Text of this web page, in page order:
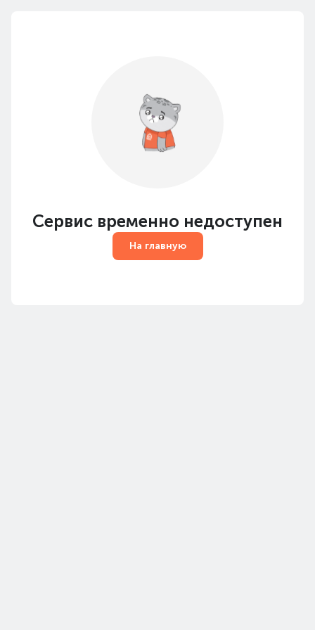
Сервис временно недоступен
На главную